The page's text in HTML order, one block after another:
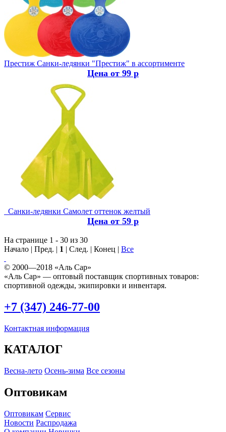
Престиж Санки-ледянки "Престиж" в ассортименте
Цена от 99 р
Санки-ледянки Самолет оттенок желтый
Цена от 59 р
На странице 1 - 30 из 30
Начало | Пред. | 1 | След. | Конец | Все
© 2000—2018 «Аль Сар»
«Аль Сар» — оптовый поставщик спортивных товаров:
спортивной одежды, экипировки и инвентаря.
+7 (347) 246-77-00
Контактная информация
КАТАЛОГ
Весна-лето Осень-зима Все сезоны
Оптовикам
Оптовикам Сервис
Новости Распродажа